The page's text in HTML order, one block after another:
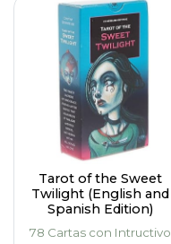
Tarot of the Sweet
Twilight (English and
Spanish Edition)
78 Cartas con Intructivo